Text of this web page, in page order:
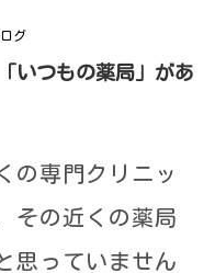
n
i
グ
いつもの薬局」があ
の専門クリニッ
その近くの薬局
思っていません